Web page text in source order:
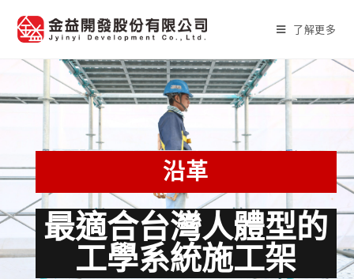
了解更多
沿革
最適合台灣人體型的
工學系統施工架